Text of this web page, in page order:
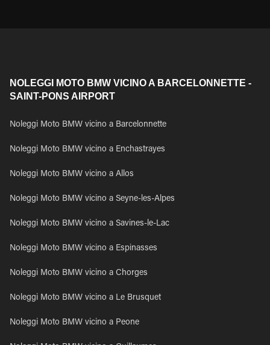
NOLEGGI MOTO BMW VICINO A BARCELONNETTE -
SAINT-PONS AIRPORT
Noleggi Moto BMW vicino a Barcelonnette
Noleggi Moto BMW vicino a Enchastrayes
Noleggi Moto BMW vicino a Allos
Noleggi Moto BMW vicino a Seyne-les-Alpes
Noleggi Moto BMW vicino a Savines-le-Lac
Noleggi Moto BMW vicino a Espinasses
Noleggi Moto BMW vicino a Chorges
Noleggi Moto BMW vicino a Le Brusquet
Noleggi Moto BMW vicino a Peone